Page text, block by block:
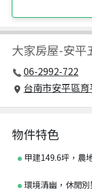
大家房屋-安平
06-2992-722
台南市安平區
物件特色
甲建149.6坪，農
環境清幽，休閒